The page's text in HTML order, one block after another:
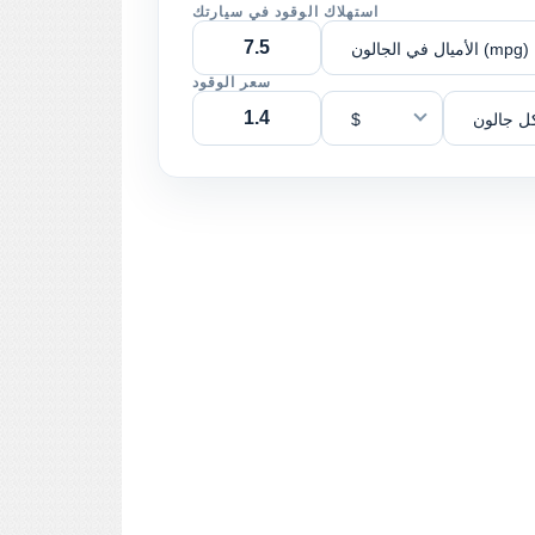
استهلاك الوقود في سيارتك
الأميال في الجالون (mpg)
سعر الوقود
$ جالون